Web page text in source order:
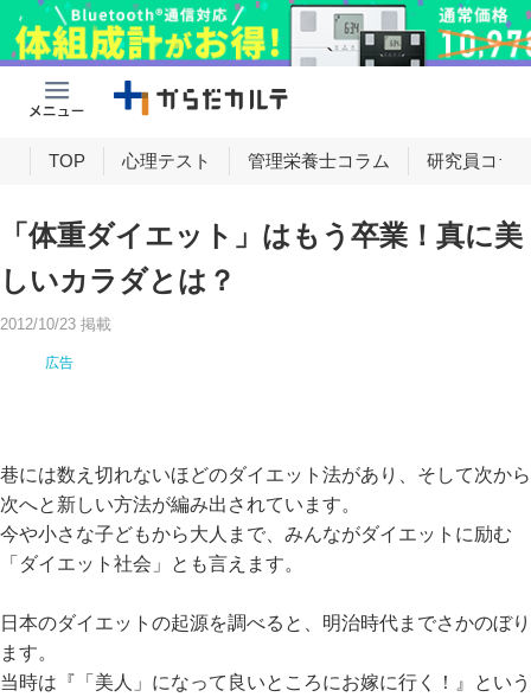
TOP 心理テスト 管理栄養士コラム 研究員コラ
「体重ダイエット」はもう卒業！真に美
しいカラダとは？
2012/10/23 掲載
巷には数え切れないほどのダイエット法があり、そして次から
次へと新しい方法が編み出されています。
今や小さな子どもから大人まで、みんながダイエットに励む
「ダイエット社会」とも言えます。
日本のダイエットの起源を調べると、明治時代までさかのぼり
ます。
当時は『「美人」になって良いところにお嫁に行く！』という